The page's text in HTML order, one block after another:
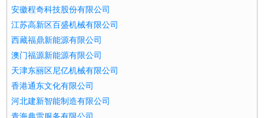
安徽程奇科技股份有限公司
江苏高新区百盛机械有限公司
西藏福鼎新能源有限公司
澳门福源新能源有限公司
天津东丽区尼亿机械有限公司
香港通东文化有限公司
河北建新智能制造有限公司